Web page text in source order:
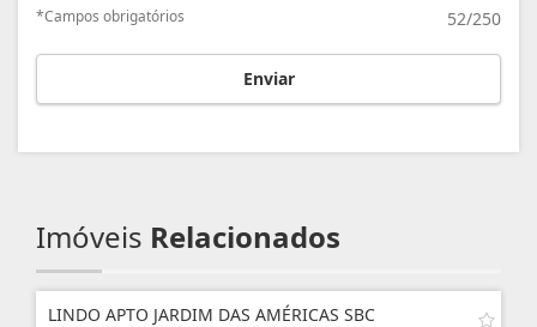
52/250
*Campos obrigatórios
Enviar
Imóveis Relacionados
LINDO APTO JARDIM DAS AMÉRICAS SBC